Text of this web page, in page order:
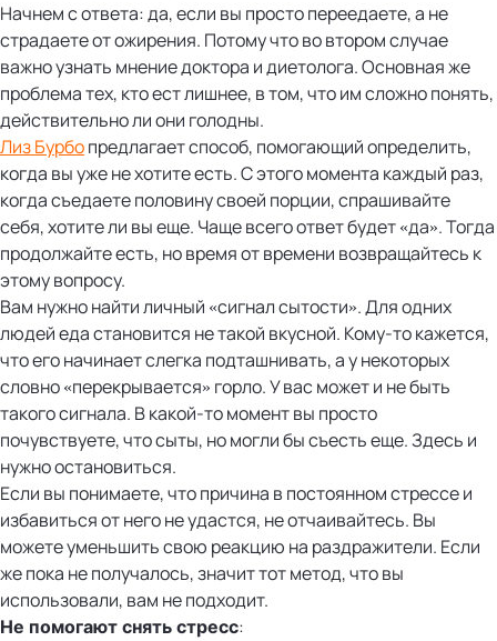
Начнем с ответа: да, если вы просто переедаете, а не
страдаете от ожирения. Потому что во втором случае
важно узнать мнение доктора и диетолога. Основная же
проблема тех, кто ест лишнее, в том, что им сложно понять,
действительно ли они голодны.
Лиз Бурбопредлагает способ, помогающий определить,
когда вы уже не хотите есть. С этого момента каждый раз,
когда съедаете половину своей порции, спрашивайте
себя, хотите ли вы еще. Чаще всего ответ будет «да». Тогда
продолжайте есть, но время от времени возвращайтесь к
этому вопросу.
Вам нужно найти личный «сигнал сытости». Для одних
людей еда становится не такой вкусной. Кому-то кажется,
что его начинает слегка подташнивать, а у некоторых
словно «перекрывается» горло. У вас может и не быть
такого сигнала. В какой-то момент вы просто
почувствуете, что сыты, но могли бы съесть еще. Здесь и
нужно остановиться.
Если вы понимаете, что причина в постоянном стрессе и
избавиться от него не удастся, не отчаивайтесь. Вы
можете уменьшить свою реакцию на раздражители. Если
же пока не получалось, значит тот метод, что вы
использовали, вам не подходит.
Не помогают снять стресс: